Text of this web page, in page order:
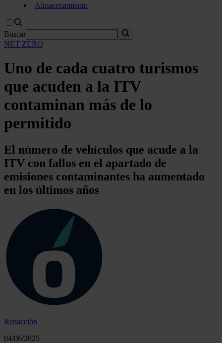
Almacenamiento
Buscar
NET ZERO
Uno de cada cuatro turismos
que acuden a la ITV
contaminan más de lo
permitido
El número de vehículos que acude a la
ITV con fallos en el apartado de
emisiones contaminantes ha aumentado
en los últimos años
Redacción
04/06/2025